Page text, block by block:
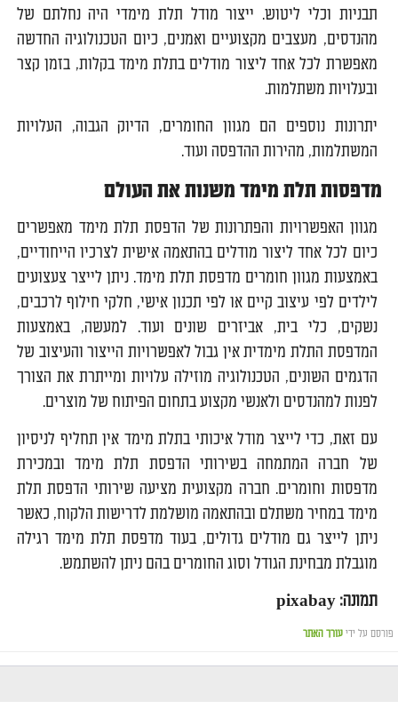
תבניות וכלי ליטוש. ייצור מודל תלת מימדי היה נחלתם של
מהנדסים, מעצבים מקצועיים ואמנים, כיום הטכנולוגיה החדשה
מאפשרת לכל אחד ליצור מודלים בתלת מימד בקלות, בזמן קצר
ובעלויות משתלמות.
יתרונות נוספים הם מגוון החומרים, הדיוק הגבוה, העלויות
המשתלמות, מהירות ההדפסה ועוד.
מדפסות תלת מימד משנות את העולם
מגוון האפשרויות והפתרונות של הדפסת תלת מימד מאפשרים
כיום לכל אחד ליצור מודלים בהתאמה אישית לצרכיו הייחודיים,
באמצעות מגוון חומרים מדפסת תלת מימד. ניתן לייצר צעצועים
לילדים לפי עיצוב קיים או לפי תכנון אישי, חלקי חילוף לרכבים,
נשקים, כלי בית, אביזרים שונים ועוד. למעשה, באמצעות
המדפסת התלת מימדית אין גבול לאפשרויות הייצור והעיצוב של
הדגמים השונים, הטכנולוגיה מוזילה עלויות ומייתרת את הצורך
לפנות למהנדסים ולאנשי מקצוע בתחום הפיתוח של מוצרים.
עם זאת, כדי לייצר מודל איכותי בתלת מימד אין תחליף לניסיון
של חברה המתמחה בשירותי הדפסת תלת מימד ובמכירת
מדפסות וחומרים. חברה מקצועית מציעה שירותי הדפסת תלת
מימד במחיר משתלם ובהתאמה מושלמת לדרישות הלקוח, כאשר
ניתן לייצר גם מודלים גדולים, בעוד מדפסת תלת מימד רגילה
מוגבלת מבחינת הגודל וסוג החומרים בהם ניתן להשתמש.
תמונה: pixabay
פורסם על ידי עורך האתר